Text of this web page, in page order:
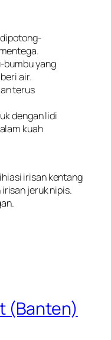
bumbu yang
air.
terus
dengan lidi
kuah
irisan kentang
jeruk nipis.
(Banten)